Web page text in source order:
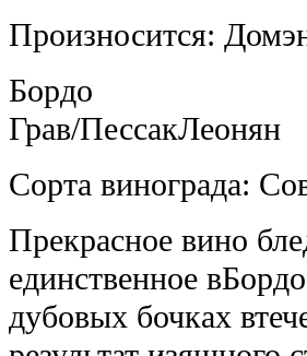
Произносится:
Бордо
Грав/ПессакЛеонян
Сорта винограда:
Прекрасное вино
единственное
дубовых бочках